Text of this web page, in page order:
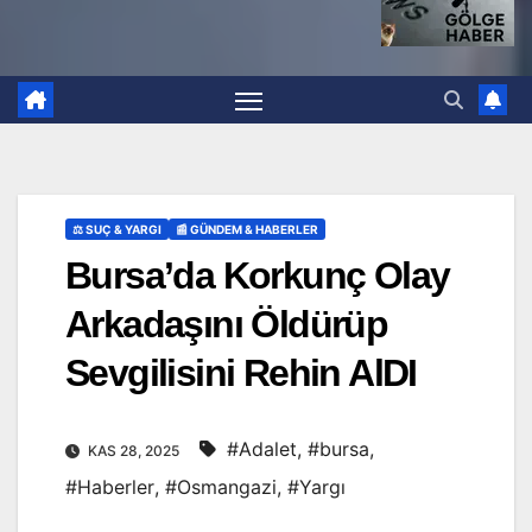
⚖️ SUÇ & YARGI 📰 GÜNDEM & HABERLER
Bursa’da Korkunç Olay
Arkadaşını Öldürüp
Sevgilisini Rehin AlDI
KAS 28, 2025 #Adalet, #bursa,
#Haberler, #Osmangazi, #Yargı